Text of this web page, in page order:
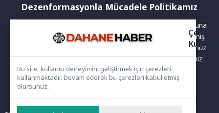
Dezenformasyonla Mücadele Politikamız
Yayınlanan haberler doğruluk ilkesi gözetilerek hazırlanır. Buna
rağmen bazı içeriklerde eksik, hatalı veya güncelliğini yitirmiş
bilgiler bulunabilir.Yanlış veya yanıltıcı olduğunu düşündüğünüz
haberleri aşağıdaki iletişim kanallarından bize bildirebilirsiniz:
Ana Sayfa
Çerez
Bu site, kullanıcı deneyimini geliştirmek için çerezleri
kullanmaktadır. Devam ederek bu çerezleri kabul etmiş
olursunuz.